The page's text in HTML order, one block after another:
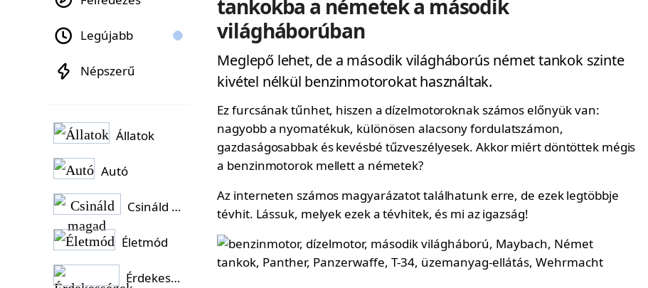
tankokba a németek a második
világháborúban
Meglepő lehet, de a második világháborús német tankok szinte
kivétel nélkül benzinmotorokat használtak.
Ez furcsának tűnhet, hiszen a dízelmotoroknak számos előnyük van:
nagyobb a nyomatékuk, különösen alacsony fordulatszámon,
gazdaságosabbak és kevésbé tűzveszélyesek. Akkor miért döntöttek mégis
a benzinmotorok mellett a németek?
Az interneten számos magyarázatot találhatunk erre, de ezek legtöbbje
tévhit. Lássuk, melyek ezek a tévhitek, és mi az igazság!
Legújabb
Népszerű
Állatok
Autó
Csináld magad
Életmód
Érdekességek